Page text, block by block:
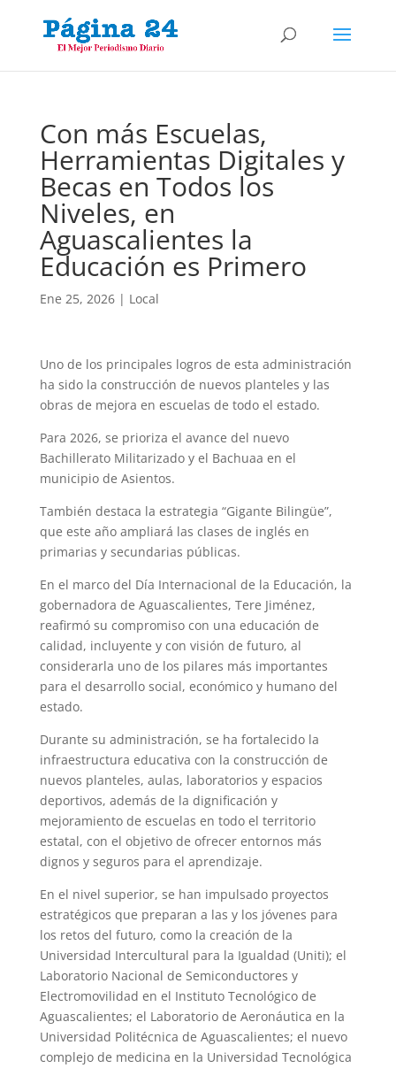
Con más Escuelas,
Herramientas Digitales y
Becas en Todos los
Niveles, en
Aguascalientes la
Educación es Primero
Ene 25, 2026| Local
Uno de los principales logros de esta administración
ha sido la construcción de nuevos planteles y las
obras de mejora en escuelas de todo el estado.
Para 2026, se prioriza el avance del nuevo
Bachillerato Militarizado y el Bachuaa en el
municipio de Asientos.
También destaca la estrategia “Gigante Bilingüe”,
que este año ampliará las clases de inglés en
primarias y secundarias públicas.
En el marco del Día Internacional de la Educación, la
gobernadora de Aguascalientes, Tere Jiménez,
reafirmó su compromiso con una educación de
calidad, incluyente y con visión de futuro, al
considerarla uno de los pilares más importantes
para el desarrollo social, económico y humano del
estado.
Durante su administración, se ha fortalecido la
infraestructura educativa con la construcción de
nuevos planteles, aulas, laboratorios y espacios
deportivos, además de la dignificación y
mejoramiento de escuelas en todo el territorio
estatal, con el objetivo de ofrecer entornos más
dignos y seguros para el aprendizaje.
En el nivel superior, se han impulsado proyectos
estratégicos que preparan a las y los jóvenes para
los retos del futuro, como la creación de la
Universidad Intercultural para la Igualdad (Uniti); el
Laboratorio Nacional de Semiconductores y
Electromovilidad en el Instituto Tecnológico de
Aguascalientes; el Laboratorio de Aeronáutica en la
Universidad Politécnica de Aguascalientes; el nuevo
complejo de medicina en la Universidad Tecnológica